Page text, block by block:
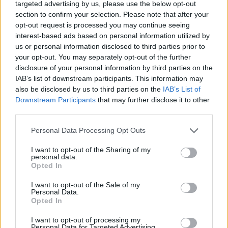
targeted advertising by us, please use the below opt-out
section to confirm your selection. Please note that after your
opt-out request is processed you may continue seeing
interest-based ads based on personal information utilized by
us or personal information disclosed to third parties prior to
your opt-out. You may separately opt-out of the further
disclosure of your personal information by third parties on the
IAB’s list of downstream participants. This information may
also be disclosed by us to third parties on the IAB’s List of
Downstream Participants that may further disclose it to other
Please note that this website/app uses one or more Google
not limited to your visit or usage behaviour. You may click to
grant or deny consent to Google and its third-party tags to
use your data for below specified purposes in below Google
consent section.
Personal Data Processing Opt Outs
I want to opt-out of the Sharing of my
personal data.
Opted In
I want to opt-out of the Sale of my
Personal Data.
Opted In
I want to opt-out of processing my
mifelénk, hosszan tartó prolongálással övezve. Az új
verzió sem vallott különösebben kudarcot, noha
1.821 nézőnél többeket kellett volna hadba állítania
a top 10-hez. Maradt a 11. hely 2.7 millió forinttal, és
reményekkel, hogy valahogy összejön a 10 ezer
látogató.
> korábbi filmek
Világos immáron, hogy aJégkorszak: A nagy bumm
fene nagy nyitó számai a kedvezőtlen időjárásnak
szóltak, hiszen a film most a sorozattól
meglehetősen idegen módon teljesen összeomlott,
InterCom animációs filmjére 43.447-en szavaztak
most, ami még a legnézettebbé teszi a hétvégén, ám
ez éppen fele az előző rész, a
ugyanekkor mért adatának (89.164). Az iram tehát
végül is nálunk is lassabbnak tűnik, ettől függetlenül
a 200.000 néző már zsebben. 300.000 még lesz
belőle, deA kis kedvencek titkos élete
sokkal többet